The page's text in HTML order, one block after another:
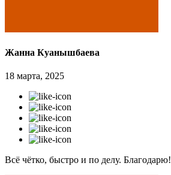
Жанна Куанышбаева
18 марта, 2025
Всё чётко, быстро и по делу. Благодарю!